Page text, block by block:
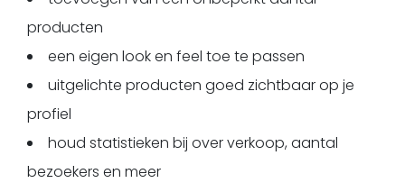
producten
een eigen look en feel toe te passen
uitgelichte producten goed zichtbaar op je
profiel
houd statistieken bij over verkoop, aantal
bezoekers en meer